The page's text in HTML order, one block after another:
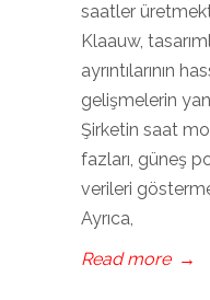
saatler
Klaauw,
ayrıntılarının
gelişmelerin
Şirketin saat
fazları, güneş
verileri
Ayrıca,
Read more →